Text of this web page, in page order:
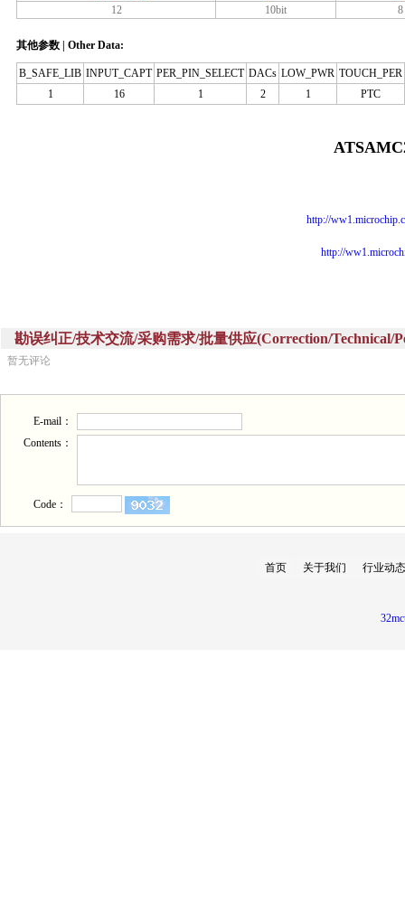
12
10bit 8
其他参数 | Other Data:
B_SAFE_LIB INPUT_CAPT PER_PIN_SELECT DACs LOW_PWR TOUCH_PER
1
16 1 2 1 PTC
http://
http://
勘误纠正/技术交流/采购需求/批量供应(Correction/Technical/
暂无评论
E-mail：
Contents：
Code：
首页 关于我们 行业动态